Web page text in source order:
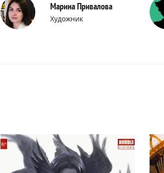
Марина Привалова
Художник